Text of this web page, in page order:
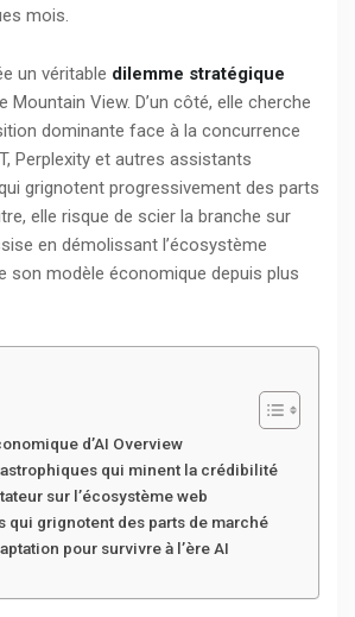
mois.
un véritable dilemme stratégique
Mountain View. D’un côté, elle cherche
dominante face à la concurrence
Perplexity et autres assistants
grignotent progressivement des parts
elle risque de scier la branche sur
en démolissant l’écosystème
son modèle économique depuis plus
d’AI Overview
qui minent la crédibilité
sur l’écosystème web
qui grignotent des parts de marché
pour survivre à l’ère AI